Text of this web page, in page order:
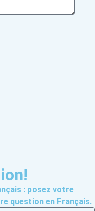
: posez votre
question en Français.